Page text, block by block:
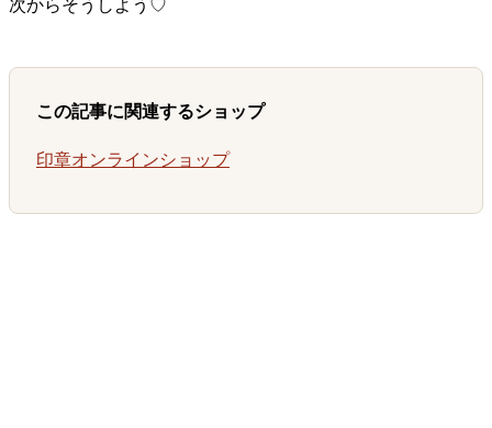
次からそうしよう♡
この記事に関連するショップ
印章オンラインショップ